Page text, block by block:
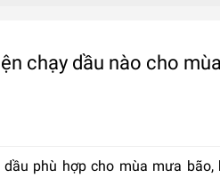
chạy dầu nào cho
phù hợp cho mùa mưa bão,